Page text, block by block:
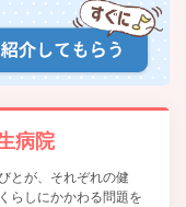
病院
とが、それぞれの健
らしにかかわる問題を